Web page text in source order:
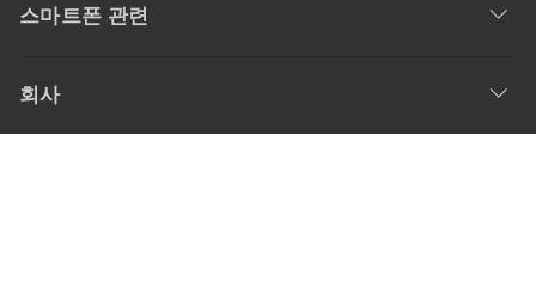
스마트폰 관련
회사